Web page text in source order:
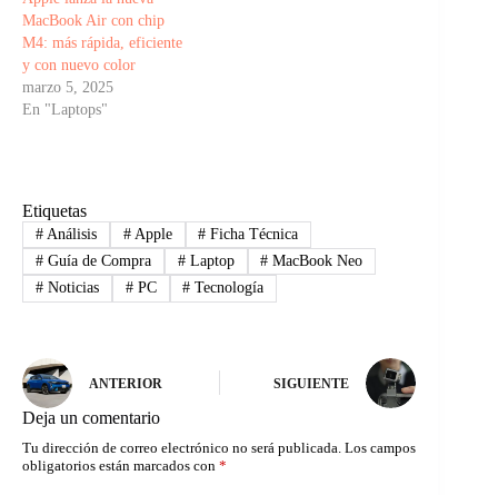
MacBook Air con chip
M4: más rápida, eficiente
y con nuevo color
marzo 5, 2025
En "Laptops"
Etiquetas
#Análisis #Apple # Ficha Técnica
#Guía de Compra #Laptop # MacBook Neo
#Noticias #PC # Tecnología
ANTERIOR SIGUIENTE
Deja un comentario
Tu dirección de correo electrónico no será publicada. Los campos
obligatorios están marcados con *